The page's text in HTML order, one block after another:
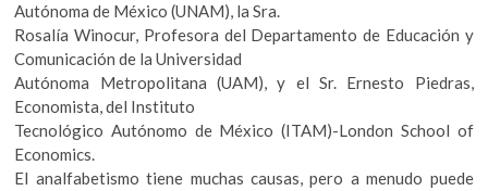
Autónoma de México (UNAM), la Sra.
Rosalía Winocur, Profesora del Departamento de Educación y
Comunicación de la Universidad
Autónoma Metropolitana (UAM), y el Sr. Ernesto Piedras,
Economista, del Instituto
Tecnológico Autónomo de México (ITAM)-London School of
Economics.
El analfabetismo tiene muchas causas, pero a menudo puede